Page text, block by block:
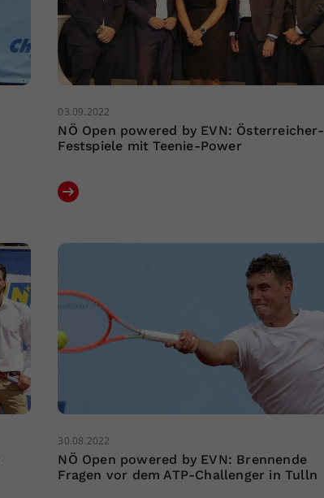
03.09.2022
NÖ Open powered by EVN: Österreicher-
Festspiele mit Teenie-Power
30.08.2022
NÖ Open powered by EVN: Brennende
Fragen vor dem ATP-Challenger in Tulln